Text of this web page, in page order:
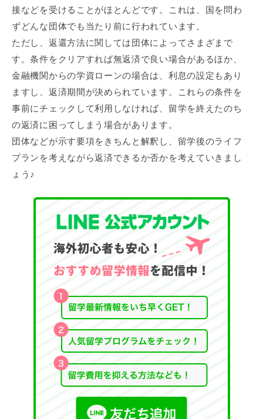
接などを受けることがほとんどです。これは、国を問わ
ずどんな団体でも当たり前に行われています。
ただし、返還方法に関しては団体によってさまざまで
す。条件をクリアすれば無返済で良い場合があるほか、
金融機関からの学資ローンの場合は、利息の設定もあり
ますし、返済期間が決められています。これらの条件を
事前にチェックして利用しなければ、留学を終えたのち
の返済に困ってしまう場合があります。
団体などが示す要項をきちんと解釈し、留学後のライフ
プランを考えながら返済できるか否かを考えていきまし
ょう♪